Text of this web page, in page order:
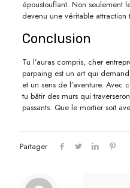
époustouflant. Non seulement
devenu une véritable attraction
Conclusion
Tu l’auras compris, cher
parpaing est un art qui
et un sens de l’aventure. Avec
tu bâtir des murs qui
passants. Que le mortier soit
Partager